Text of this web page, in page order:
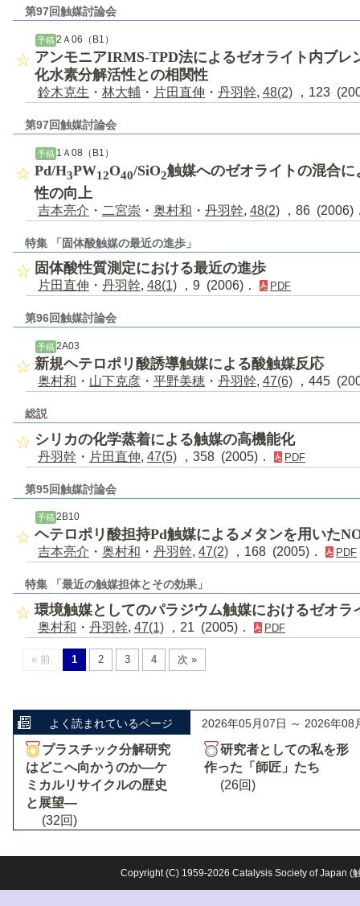
第97回触媒討論会
予稿2Ａ06（B1）
アンモニアIRMS-TPD法によるゼオライト内ブレ
化水素分解活性との相関性
鈴木克生 ・ 林大輔 ・ 片田直伸 ・ 丹羽幹, 48(2) ，123
第97回触媒討論会
予稿1Ａ08（B1）
Pd/H3PW12O40/SiO2触媒へのゼオライトの混合
性の向上
吉本亮介 ・ 二宮崇 ・ 奥村和 ・ 丹羽幹, 48(2) ，86 (2006)
特集 「固体酸触媒の最近の進歩」
固体酸性質測定における最近の進歩
片田直伸 ・ 丹羽幹, 48(1) ，9 (2006)． PDF
第96回触媒討論会
予稿2A03
新規ヘテロポリ酸誘導触媒による酸触媒反応
奥村和 ・ 山下克彦 ・ 平野美穂 ・ 丹羽幹, 47(6) ，445
総説
シリカの化学蒸着による触媒の高機能化
丹羽幹 ・ 片田直伸, 47(5) ，358 (2005)． PDF
第95回触媒討論会
予稿 2B10
ヘテロポリ酸担持Pd触媒によるメタンを用いた
吉本亮介 ・ 奥村和 ・ 丹羽幹, 47(2) ，168 (2005)． PDF
特集 「最近の触媒担体とその効果」
環境触媒としてのパラジウム触媒におけるゼオラ
奥村和 ・ 丹羽幹, 47(1) ，21 (2005)． PDF
« 前 1 2 3 4 次 »
よく読まれているページ 2026年05月07日 ～ 2026年08
プラスチック分解研究
はどこへ向かうのか―ケ
ミカルリサイクルの歴史
と展望―
(32回)
研究者としての私を形
作った「師匠」たち
(26回)
Copyright (C) 1959-2026 Catalysis Society of Japan (